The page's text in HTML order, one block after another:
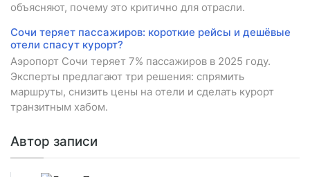
объясняют, почему это критично для отрасли.
Сочи теряет пассажиров: короткие рейсы и дешёвые
отели спасут курорт?
Аэропорт Сочи теряет 7% пассажиров в 2025 году.
Эксперты предлагают три решения: спрямить
маршруты, снизить цены на отели и сделать курорт
транзитным хабом.
Автор записи